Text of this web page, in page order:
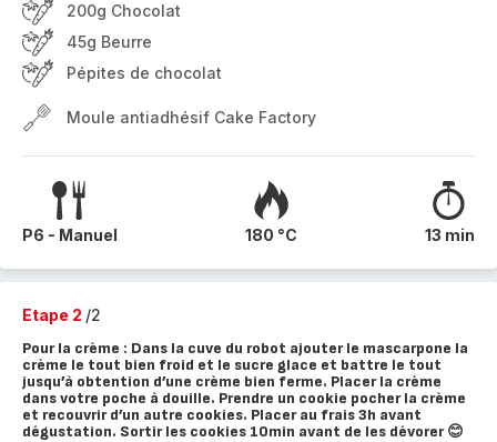
200g Chocolat
45g Beurre
Pépites de chocolat
Moule antiadhésif Cake Factory
P6 - Manuel 180 °C 13 min
Etape 2 /2
Pour la crème : Dans la cuve du robot ajouter le mascarpone la
crème le tout bien froid et le sucre glace et battre le tout
jusqu’à obtention d’une crème bien ferme. Placer la crème
dans votre poche à douille. Prendre un cookie pocher la crème
et recouvrir d’un autre cookies. Placer au frais 3h avant
dégustation. Sortir les cookies 10min avant de les dévorer 😊